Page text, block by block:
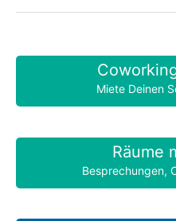
Miete Deinen
Räume
Besprechungen,